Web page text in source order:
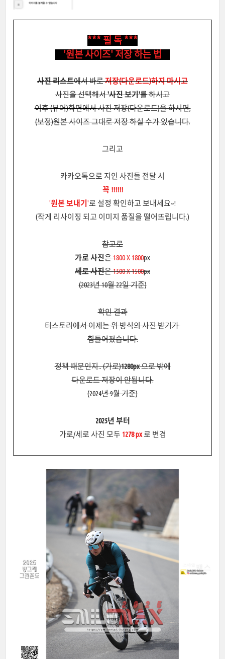
*** 필 독 ***
'원본 사이즈' 저장 하는 법
사진 리스트에서 바로저장(다운로드)하지 마시고
사진을 선택해서'사진 보기'를 하시고
이후 (뷰어)화면에서사진 저장(다운로드)을 하시면,
(보정)원본 사이즈 그대로 저장 하실 수가 있습니다.
그리고
카카오톡으로 지인 사진들 전달 시
꼭 !!!!!!
'원본 보내기 '로 설정 확인하고 보내세요~!
(작게 리사이징 되고 이미지 품질을 떨어뜨립니다.)
참고로
가로 사진은1800 X 1800px
세로 사진은1500 X 1500px
(2023년 10월 22일 기준)
확인 결과
티스토리에서 이제는 위 방식의 사진 받기가
힘들어졌습니다.
정책 때문인지.. (가로)1280px으로 밖에
다운로드 저장이 안됩니다.
(2024년 9월 기준)
2025년 부터
가로/세로 사진 모두 1278 px로 변경